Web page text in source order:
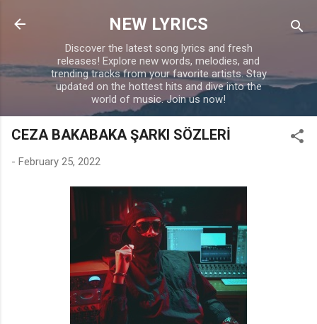
Skip to main content
NEW LYRICS
Discover the latest song lyrics and fresh
releases! Explore new words, melodies, and
trending tracks from your favorite artists. Stay
updated on the hottest hits and dive into the
world of music. Join us now!
CEZA BAKABAKA ŞARKI SÖZLERİ
- February 25, 2022